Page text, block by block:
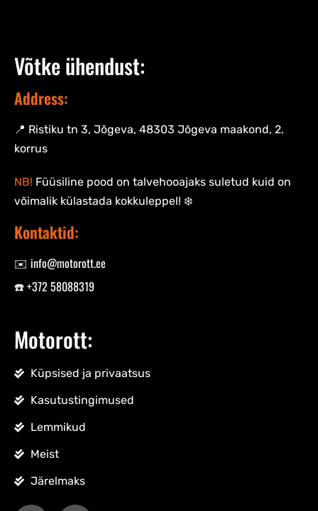
Võtke ühendust:
Address:
📍 Ristiku tn 3, Jõgeva, 48303 Jõgeva maakond, 2.
korrus
NB! Füüsiline pood on talvehooajaks suletud kuid on
võimalik külastada kokkuleppel! ❄️
Kontaktid:
✉️ info@motorott.ee
☎️ +372 58088319
Motorott:
Küpsised ja privaatsus
Kasutustingimused
Lemmikud
Meist
Järelmaks